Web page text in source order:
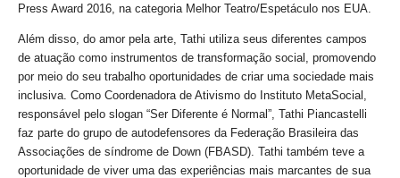
Press Award 2016, na categoria Melhor Teatro/Espetáculo nos EUA.
Além disso, do amor pela arte, Tathi utiliza seus diferentes campos
de atuação como instrumentos de transformação social, promovendo
por meio do seu trabalho oportunidades de criar uma sociedade mais
inclusiva. Como Coordenadora de Ativismo do Instituto MetaSocial,
responsável pelo slogan “Ser Diferente é Normal”, Tathi Piancastelli
faz parte do grupo de autodefensores da Federação Brasileira das
Associações de síndrome de Down (FBASD). Tathi também teve a
oportunidade de viver uma das experiências mais marcantes de sua